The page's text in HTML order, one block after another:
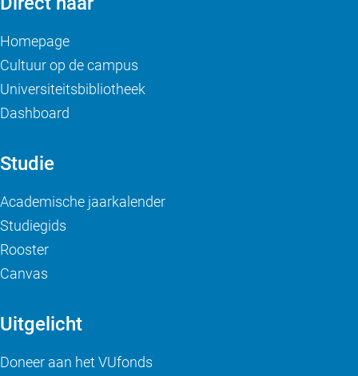
Homepage
Cultuur op de campus
Universiteitsbibliotheek
Dashboard
Studie
Academische jaarkalender
Studiegids
Rooster
Canvas
Uitgelicht
Doneer aan het VUfonds